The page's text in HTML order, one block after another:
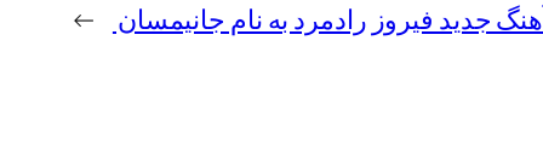
جدید فیروز رادمرد به نام جانیمسان →